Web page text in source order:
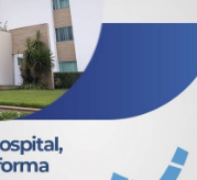
conquistam
para